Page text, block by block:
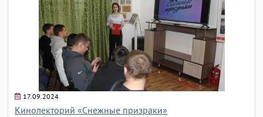
17.09.2024
Кинолекторий «Снежные призраки»